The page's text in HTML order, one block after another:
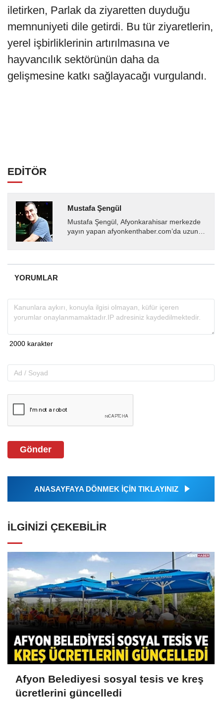
iletirken, Parlak da ziyaretten duyduğu
memnuniyeti dile getirdi. Bu tür ziyaretlerin,
yerel işbirliklerinin artırılmasına ve
hayvancılık sektörünün daha da
gelişmesine katkı sağlayacağı vurgulandı.
EDİTÖR
Mustafa Şengül
Mustafa Şengül, Afyonkarahisar merkezde
yayın yapan afyonkenthaber.com’da uzun
almakta, haber akışı...
YORUMLAR
Gönder
ANASAYFAYA DÖNMEK İÇİN TIKLAYINIZ
İLGINIZI ÇEKEBILIR
Afyon Belediyesi sosyal tesis ve kreş
ücretlerini güncelledi